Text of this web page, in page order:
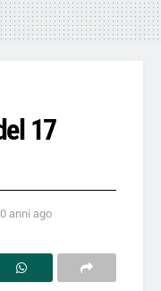
17
anni ago